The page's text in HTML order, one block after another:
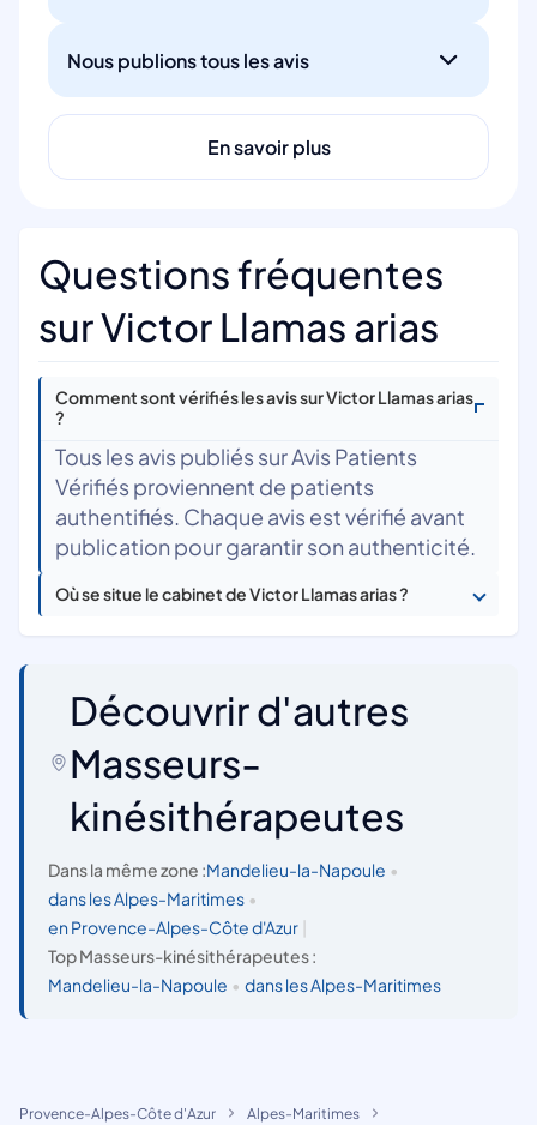
Nous publions tous les avis
En savoir plus
Questions fréquentes
sur Victor Llamas arias
Comment sont vérifiés les avis sur Victor Llamas arias
?
Tous les avis publiés sur Avis Patients
Vérifiés proviennent de patients
authentifiés. Chaque avis est vérifié avant
publication pour garantir son authenticité.
Où se situe le cabinet de Victor Llamas arias ?
Découvrir d'autres
Masseurs-
kinésithérapeutes
Dans la même zone :Mandelieu-la-Napoule •
dans les Alpes-Maritimes •
en Provence-Alpes-Côte d'Azur
Top Masseurs-kinésithérapeutes :
Mandelieu-la-Napoule • dans les Alpes-Maritimes
Provence-Alpes-Côte d'Azur
Alpes-Maritimes